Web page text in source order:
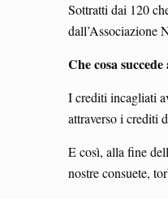
Sottratti dai 120
dall’Associazione
Che cosa
I crediti incagliati
attraverso i crediti
E così, alla fine
nostre consuete,